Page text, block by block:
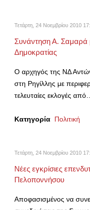
Τετάρτη, 24 Νοεμβρίου 2010
Συνάντηση Α. Σαμαρά
Δημοκρατίας
Ο αρχηγός της ΝΔ
στη Ρηγίλλης με
τελευταίες εκλογές από…
Κατηγορία Πολιτική
Τετάρτη, 24 Νοεμβρίου 2010
Νέες εγκρίσιες
Πελοποννήσου
Αποφασισμένος να